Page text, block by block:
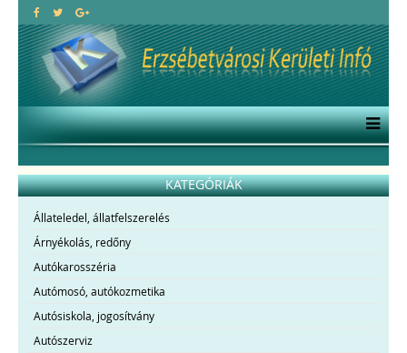
KATEGÓRIÁK
Állateledel, állatfelszerelés
Árnyékolás, redőny
Autókarosszéria
Autómosó, autókozmetika
Autósiskola, jogosítvány
Autószerviz